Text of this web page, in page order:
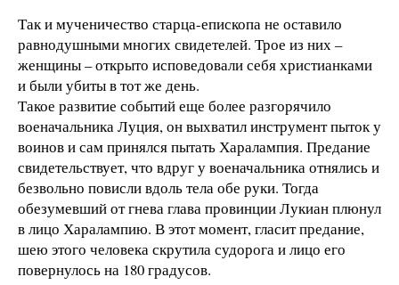
Так и мученичество старца-епископа не оставило
равнодушными многих свидетелей. Трое из них –
женщины – открыто исповедовали себя христианками
и были убиты в тот же день.
Такое развитие событий еще более разгорячило
военачальника Луция, он выхватил инструмент пыток у
воинов и сам принялся пытать Харалампия. Предание
свидетельствует, что вдруг у военачальника отнялись и
безвольно повисли вдоль тела обе руки. Тогда
обезумевший от гнева глава провинции Лукиан плюнул
в лицо Харалампию. В этот момент, гласит предание,
шею этого человека скрутила судорога и лицо его
повернулось на 180 градусов.